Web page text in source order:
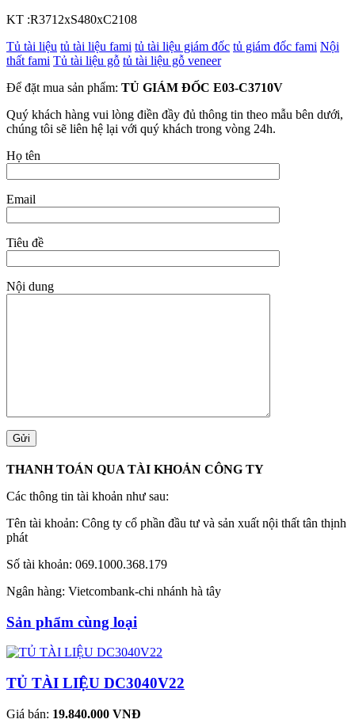
KT :R3712xS480xC2108
Tủ tài liệu tủ tài liệu fami tủ tài liệu giám đốc tủ giám đốc fami Nội
thất fami Tủ tài liệu gỗ tủ tài liệu gỗ veneer
Để đặt mua sản phẩm: TỦ GIÁM ĐỐC E03-C3710V
Quý khách hàng vui lòng điền đầy đủ thông tin theo mẫu bên dưới,
chúng tôi sẽ liên hệ lại với quý khách trong vòng 24h.
Họ tên
Email
Tiêu đề
Nội dung
THANH TOÁN QUA TÀI KHOẢN CÔNG TY
Các thông tin tài khoản như sau:
Tên tài khoản: Công ty cổ phần đầu tư và sản xuất nội thất tân thịnh
phát
Số tài khoản: 069.1000.368.179
Ngân hàng: Vietcombank-chi nhánh hà tây
Sản phẩm cùng loại
TỦ TÀI LIỆU DC3040V22
Giá bán: 19.840.000 VNĐ